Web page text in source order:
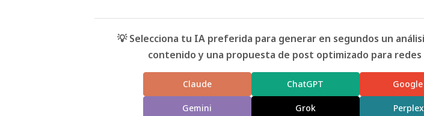
💡 Selecciona tu IA preferida para generar en segundos un
contenido y una propuesta de post optimizado para redes
Claude ChatGPT
Gemini Grok